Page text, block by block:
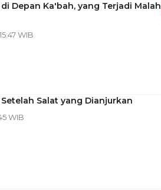
Depan Ka'bah, yang Terjadi Malah
WIB
Salat yang Dianjurkan
WIB